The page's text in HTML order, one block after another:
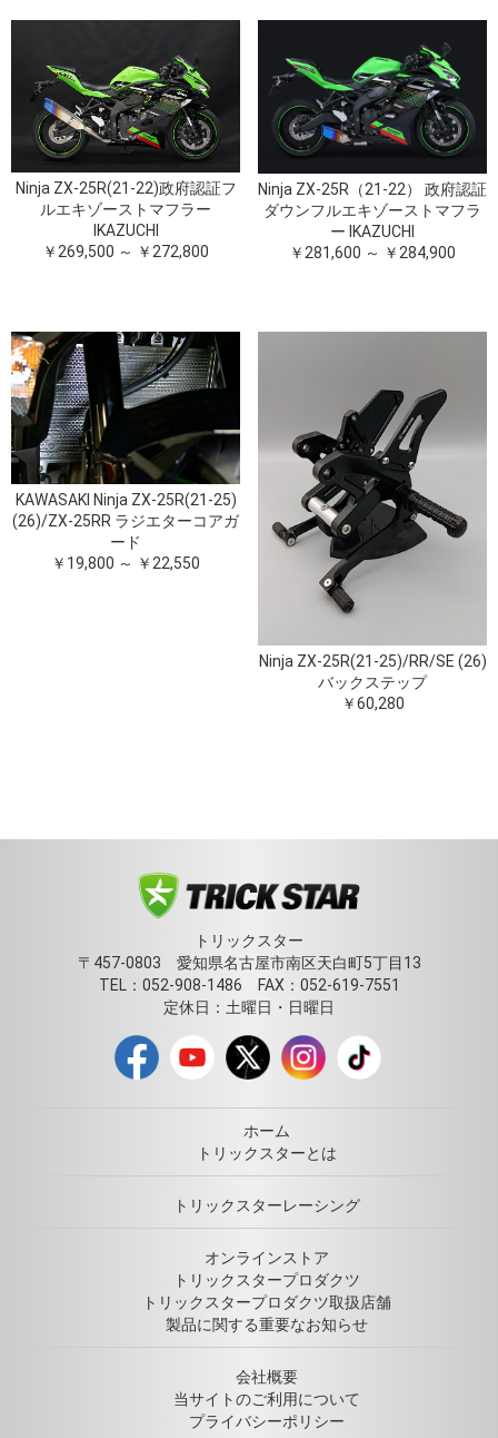
Ninja ZX-25R(21-22)政府認証フ
ルエキゾーストマフラー
IKAZUCHI
￥269,500 ～ ￥272,800
Ninja ZX-25R（21-22） 政府認証
ダウンフルエキゾーストマフラ
ー IKAZUCHI
￥281,600 ～ ￥284,900
KAWASAKI Ninja ZX-25R(21-25)
(26)/ZX-25RR ラジエターコアガ
ード
￥19,800 ～ ￥22,550
Ninja ZX-25R(21-25)/RR/SE (26)
バックステップ
￥60,280
トリックスター
〒457-0803 愛知県名古屋市南区天白町5丁目13
TEL：052-908-1486 FAX：052-619-7551
定休日：土曜日・日曜日
ホーム
トリックスターとは
トリックスターレーシング
オンラインストア
トリックスタープロダクツ
トリックスタープロダクツ取扱店舗
製品に関する重要なお知らせ
会社概要
当サイトのご利用について
プライバシーポリシー